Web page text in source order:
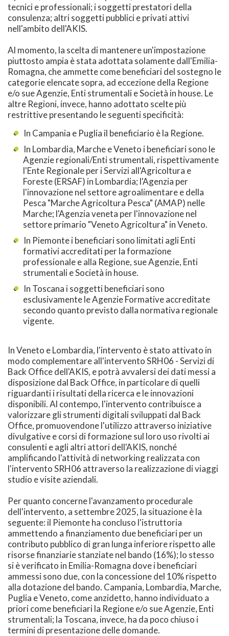
tecnici e professionali; i soggetti prestatori della
consulenza; altri soggetti pubblici e privati attivi
nell'ambito dell'AKIS.
Al momento, la scelta di mantenere un'impostazione
piuttosto ampia è stata adottata solamente dall'Emilia-
Romagna, che ammette come beneficiari del sostegno le
categorie elencate sopra, ad eccezione della Regione
e/o sue Agenzie, Enti strumentali e Società in house. Le
altre Regioni, invece, hanno adottato scelte più
restrittive presentando le seguenti specificità:
In Campania e Puglia il beneficiario è la Regione.
In Lombardia, Marche e Veneto i beneficiari sono le
Agenzie regionali/Enti strumentali, rispettivamente
l'Ente Regionale per i Servizi all'Agricoltura e
Foreste (ERSAF) in Lombardia; l'Agenzia per
l'innovazione nel settore agroalimentare e della
Pesca "Marche Agricoltura Pesca" (AMAP) nelle
Marche; l'Agenzia veneta per l'innovazione nel
settore primario "Veneto Agricoltura" in Veneto.
In Piemonte i beneficiari sono limitati agli Enti
formativi accreditati per la formazione
professionale e alla Regione, sue Agenzie, Enti
strumentali e Società in house.
In Toscana i soggetti beneficiari sono
esclusivamente le Agenzie Formative accreditate
secondo quanto previsto dalla normativa regionale
vigente.
In Veneto e Lombardia, l'intervento è stato attivato in
modo complementare all'intervento SRH06 - Servizi di
Back Office dell'AKIS, e potrà avvalersi dei dati messi a
disposizione dal Back Office, in particolare di quelli
riguardanti i risultati della ricerca e le innovazioni
disponibili. Al contempo, l'intervento contribuisce a
valorizzare gli strumenti digitali sviluppati dal Back
Office, promuovendone l'utilizzo attraverso iniziative
divulgative e corsi di formazione sul loro uso rivolti ai
consulenti e agli altri attori dell'AKIS, nonché
amplificando l'attività di networking realizzata con
l'intervento SRH06 attraverso la realizzazione di viaggi
studio e visite aziendali.
Per quanto concerne l'avanzamento procedurale
dell'intervento, a settembre 2025, la situazione è la
seguente: il Piemonte ha concluso l'istruttoria
ammettendo a finanziamento due beneficiari per un
contributo pubblico di gran lunga inferiore rispetto alle
risorse finanziarie stanziate nel bando (16%); lo stesso
si è verificato in Emilia-Romagna dove i beneficiari
ammessi sono due, con la concessione del 10% rispetto
alla dotazione del bando. Campania, Lombardia, Marche,
Puglia e Veneto, come anzidetto, hanno individuato a
priori come beneficiari la Regione e/o sue Agenzie, Enti
strumentali; la Toscana, invece, ha da poco chiuso i
termini di presentazione delle domande.